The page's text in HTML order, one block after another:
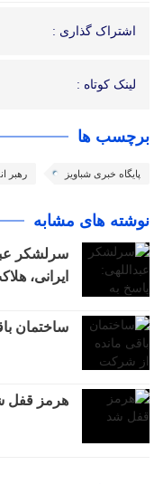
اشتراک گذاری :
لینک کوتاه :
برچسب ها
پایگاه خبری شباویز رهبر
نوشته های مشابه
سرلشکر
ایرانی،
ساختمان
هرمز قفل